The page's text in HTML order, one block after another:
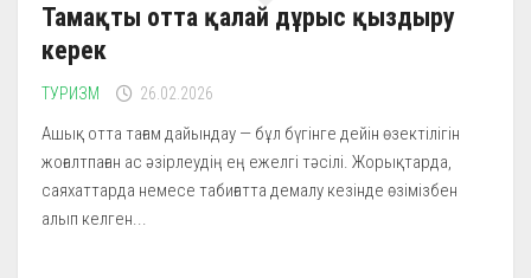
Тамақты отта қалай дұрыс қыздыру
керек
ТУРИЗМ 26.02.2026
Ашық отта тағам дайындау — бұл бүгінге дейін өзектілігін
жоғалтпаған ас әзірлеудің ең ежелгі тәсілі. Жорықтарда,
саяхаттарда немесе табиғатта демалу кезінде өзімізбен
алып келген...